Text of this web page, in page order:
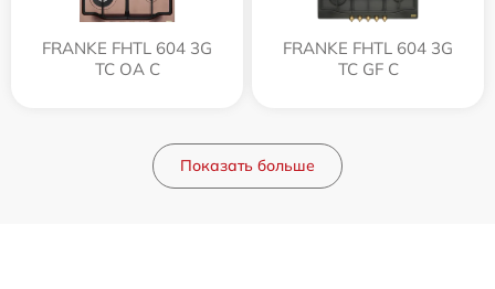
FRANKE FHTL 604 3G
TC OA C
FRANKE FHTL 604 3G
TC GF C
Показать больше